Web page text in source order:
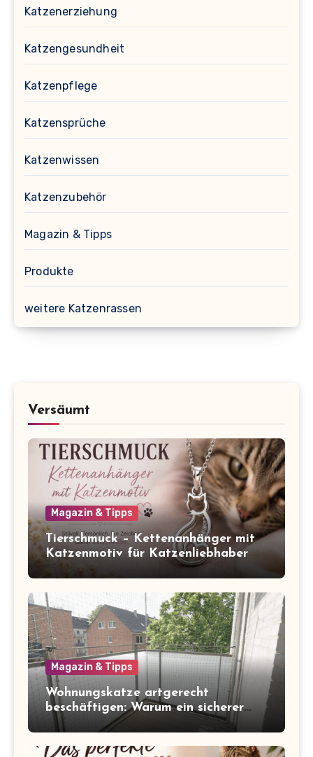
Katzenerziehung
Katzengesundheit
Katzenpflege
Katzensprüche
Katzenwissen
Katzenzubehör
Magazin & Tipps
Produkte
weitere Katzenrassen
Versäumt
Magazin & Tipps
Tierschmuck – Kettenanhänger mit
Katzenmotiv für Katzenliebhaber
Magazin & Tipps
Wohnungskatze artgerecht
beschäftigen: Warum ein sicherer
Balkon zum Freigang dazugehört